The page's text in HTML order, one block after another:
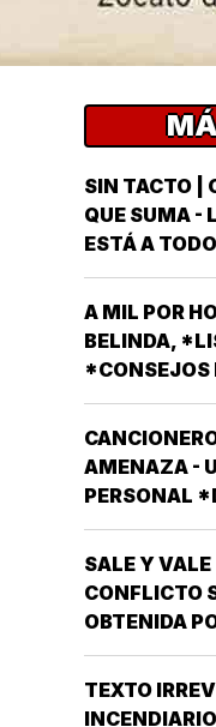
SIN TACTO |
QUE SUMA -
ESTÁ A
PARTIDOS Y
ARMAS MÁS
PUESTA EN
DOMINGO 6
ENTRANTE
A MIL POR
BELINDA,
*CONSEJOS
DE NAHLE...
AMENAZA -
PERSONAL
QUE EL
LLAMADO
OFICIAL DEL
ESTUVE AHÍ
SALE Y
CONFLICTO
OBTENIDA
PROFUNDA"
GOBIERNO
PUNTO DE
TEXTO